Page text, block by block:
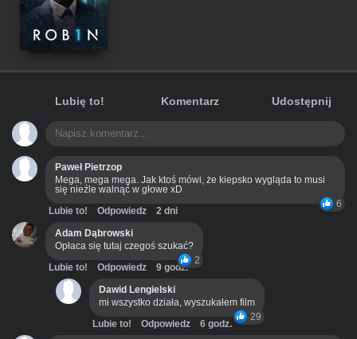
Lubię to! Komentarz Udostępnij
Paweł Pietrzop
Mega, mega mega. Jak ktoś mówi, że kiepsko wygląda to musi
się nieźle walnąć w głowe xD
6
Lubie to! Odpowiedz
2 dni
Adam Dąbrowski
Opłaca się tutaj czegoś szukać?
2
Lubie to! Odpowiedz
9 godz.
Dawid Lengielski
mi wszystko działa, wyszukałem film
29
Lubie to! Odpowiedz
6 godz.